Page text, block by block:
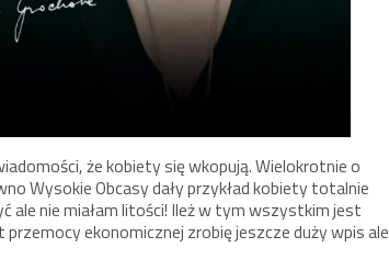
że kobiety się wkopują. Wielokrotnie o
Wysokie Obcasy dały przykład kobiety totalnie
ale nie miałam litości! Ileż w tym wszystkim jest
ekonomicznej zrobię jeszcze duży wpis ale